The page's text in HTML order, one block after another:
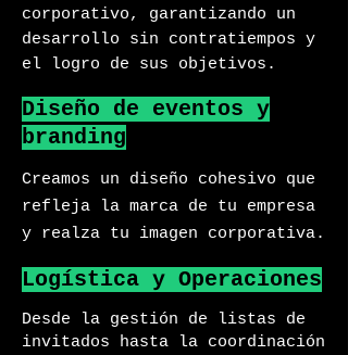
corporativo, garantizando un
desarrollo sin contratiempos y
el logro de sus objetivos.
Diseño de eventos y
branding
Creamos un diseño cohesivo que
refleja la marca de tu empresa
y realza tu imagen corporativa.
Logística y Operaciones
Desde la gestión de listas de
invitados hasta la coordinación